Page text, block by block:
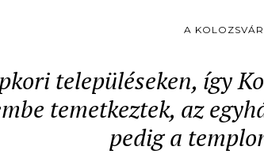
A
településeken, így
temetkeztek, az
pedig a